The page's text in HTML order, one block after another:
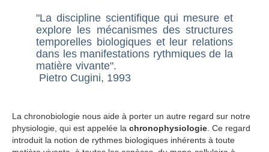
"La discipline scientifique qui mesure et
explore les mécanismes des structures
temporelles biologiques et leur relations
dans les manifestations rythmiques de la
matière vivante".
Pietro Cugini, 1993
La chronobiologie nous aide à porter un autre regard sur notre
physiologie, qui est appelée la chronophysiologie . Ce regard
introduit la notion de rythmes biologiques inhérents à toute